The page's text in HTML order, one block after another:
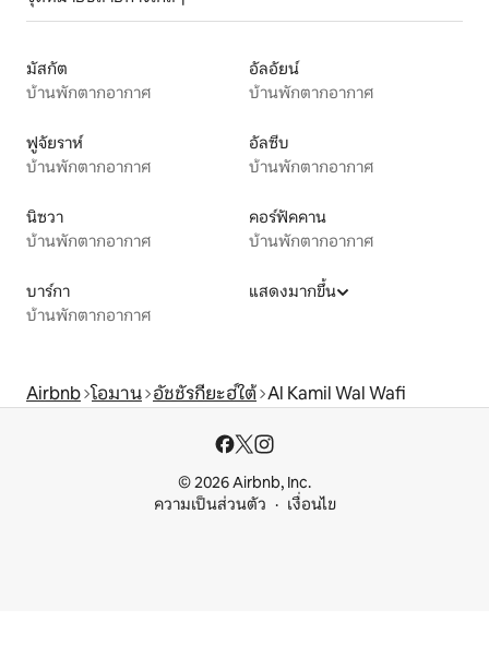
มัสกัต
บ้านพักตากอากาศ
อัลอัยน์
บ้านพักตากอากาศ
ฟูจัยราห์
บ้านพักตากอากาศ
อัลซีบ
บ้านพักตากอากาศ
นิซวา
บ้านพักตากอากาศ
คอร์ฟัคคาน
บ้านพักตากอากาศ
บาร์กา
บ้านพักตากอากาศ
แสดงมากขึ้น
Airbnb โอมาน อัชชัรกียะฮ์ใต้ Al Kamil Wal Wafi
© 2026 Airbnb, Inc.
ความเป็นส่วนตัว
เงื่อนไข